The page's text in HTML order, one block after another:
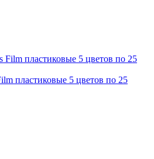
пластиковые 5 цветов по 25